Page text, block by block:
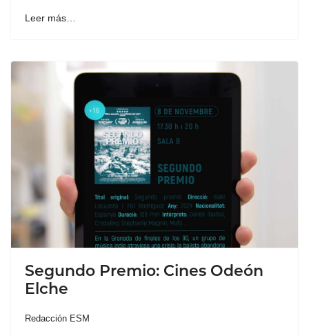
Leer más…
Segundo Premio: Cines Odeón
Elche
Redacción ESM